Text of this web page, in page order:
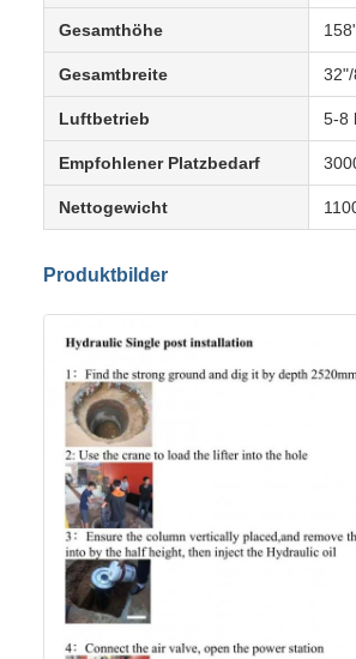
Gesamthöhe
Gesamtbreite
Luftbetrieb 5-8
Empfohlener Platzbedarf
Nettogewicht
Produktbilder